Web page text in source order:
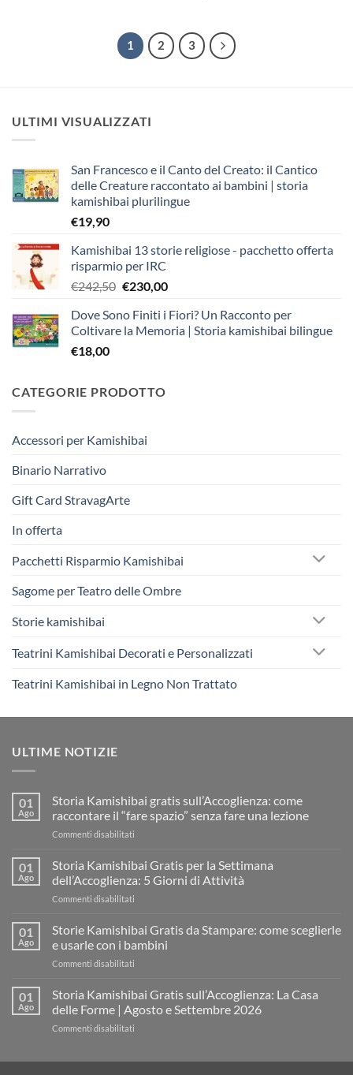
1 2 3
ULTIMI VISUALIZZATI
San Francesco e il Canto del Creato: il Cantico
delle Creature raccontato ai bambini | storia
kamishibai plurilingue
€19,90
Kamishibai 13 storie religiose - pacchetto offerta
risparmio per IRC
€242,50 Il
originale
era:
€230,00Il
attuale
è:
Dove Sono Finiti i Fiori? Un Racconto per
Coltivare la Memoria | Storia kamishibai bilingue
€18,00
CATEGORIE PRODOTTO
Accessori per Kamishibai
Binario Narrativo
Gift Card StravagArte
In offerta
Pacchetti Risparmio Kamishibai
Sagome per Teatro delle Ombre
Storie kamishibai
Teatrini Kamishibai Decorati e Personalizzati
Teatrini Kamishibai in Legno Non Trattato
ULTIME NOTIZIE
01
Ago
Storia Kamishibai gratis sull’Accoglienza: come
raccontare il “fare spazio” senza fare una lezione
Commenti disabilitati
Kamishibai
gratis
sull’Accoglienza:
il
“fare
una
lezione
01
Ago
Storia Kamishibai Gratis per la Settimana
dell’Accoglienza: 5 Giorni di Attività
Commenti disabilitati
Kamishibai
Gratis
per
dell’Accoglienza:
Giorni
01
Ago
Storie Kamishibai Gratis da Stampare: come sceglierle
e usarle con i bambini
Commenti disabilitati
Kamishibai
Gratis
da
01
Ago
Storia Kamishibai Gratis sull’Accoglienza: La Casa
delle Forme | Agosto e Settembre 2026
Commenti disabilitati